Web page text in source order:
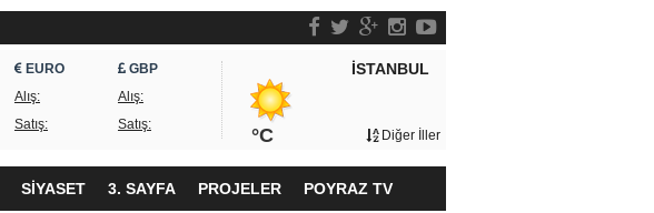
EURO
Alış:
Satış:
GBP
Alış:
Satış:
İSTANBUL
°C Diğer İller
SİYASET 3. SAYFA PROJELER POYRAZ TV